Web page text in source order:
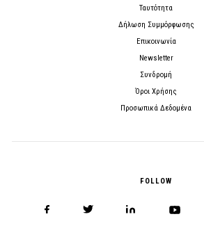
Ταυτότητα
Δήλωση Συμμόρφωσης
Επικοινωνία
Newsletter
Συνδρομή
Όροι Χρήσης
Προσωπικά Δεδομένα
FOLLOW